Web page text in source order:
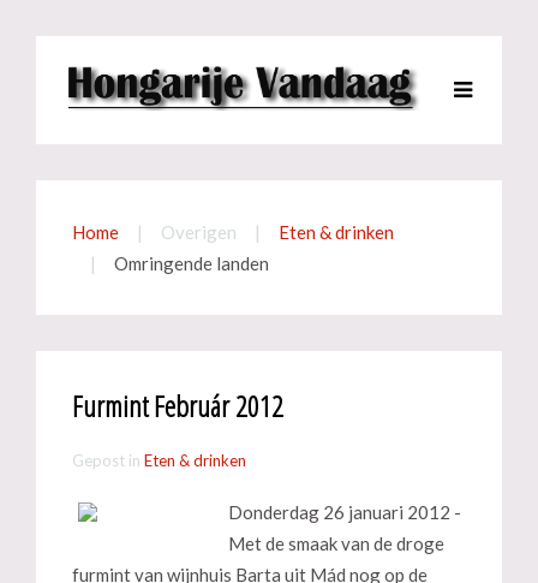
Home Overigen
Eten & drinken
Omringende landen
Furmint Február 2012
Gepost in Eten & drinken
Donderdag 26 januari 2012 -
Met de smaak van de droge
furmint van wijnhuis Barta uit Mád nog op de